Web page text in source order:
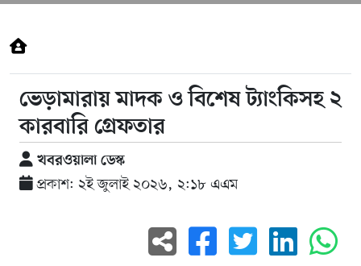
ভেড়ামারায় মাদক ও বিশেষ ট্যাংকিসহ ২
কারবারি গ্রেফতার
খবরওয়ালা ডেস্ক
প্রকাশ: ২ই জুলাই ২০২৬, ২:১৮ এএম